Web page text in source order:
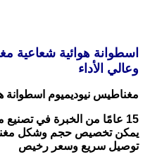
اسطوانة هوائية شعاعية
وعالي الأداء
مغناطيس نيوديميوم اسطوانة
15 عامًا من الخبرة في تصنيع مغناطيس الأرض النادرة ندفيب
يمكن تخصيص حجم وشكل
توصيل سريع وسعر رخيص